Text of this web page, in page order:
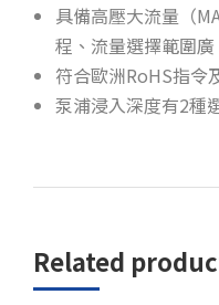
具備高壓大流量（
程、流量選擇範圍廣
符合歐洲RoHS指令
泵浦浸入深度有2種
Related